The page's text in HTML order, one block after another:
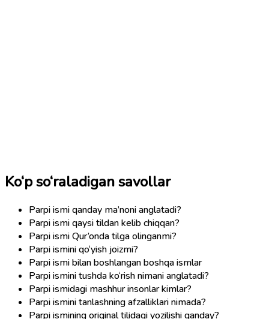
Ko‘p so‘raladigan savollar
Parpi ismi qanday ma’noni anglatadi?
Parpi ismi qaysi tildan kelib chiqqan?
Parpi ismi Qur’onda tilga olinganmi?
Parpi ismini qo‘yish joizmi?
Parpi ismi bilan boshlangan boshqa ismlar
Parpi ismini tushda ko‘rish nimani anglatadi?
Parpi ismidagi mashhur insonlar kimlar?
Parpi ismini tanlashning afzalliklari nimada?
Parpi ismining original tilidagi yozilishi qanday?